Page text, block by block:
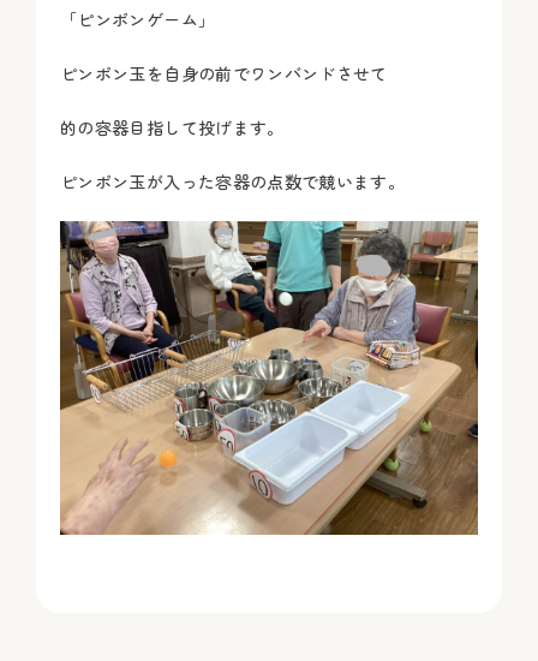
「ピンポンゲーム」
ピンポン玉を自身の前でワンバンドさせて
的の容器目指して投げます。
ピンポン玉が入った容器の点数で競います。